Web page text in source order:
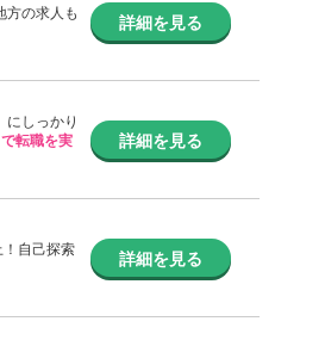
方の求人も
詳細を見る
にしっかり
転職を実
詳細を見る
自己探索
詳細を見る